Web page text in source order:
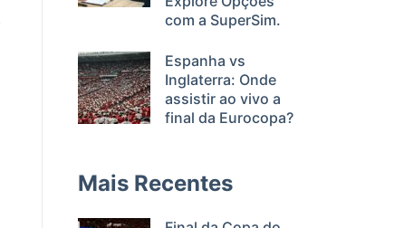
com a SuperSim.
Espanha vs
Inglaterra: Onde
assistir ao vivo a
final da Eurocopa?
Mais Recentes